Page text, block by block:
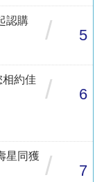
認購
/ 5
約佳
/ 6
星同獲 / 7